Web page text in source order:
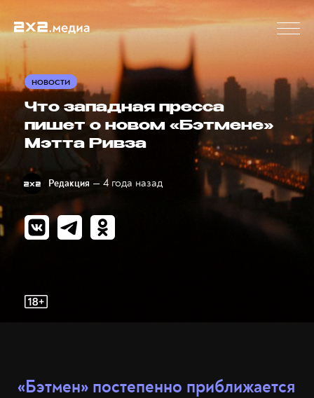
НОВОСТИ
Что западная пресса
пишет о новом «Бэтмене»
Мэтта Ривза
Редакция — 4 года назад
«Бэтмен» постепенно приближается